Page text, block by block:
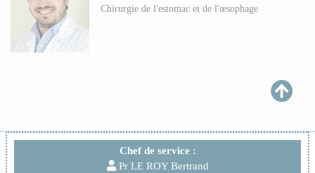
Chef de service :
Pr LE ROY Bertrand
Chirurgie de l'estomac et de l'œsophage